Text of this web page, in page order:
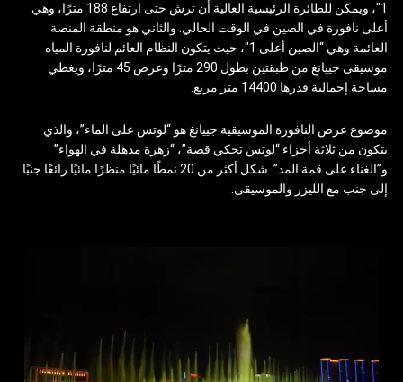
1″، ويمكن للطائرة الرئيسية العالية أن ترش حتى ارتفاع 188 مترًا، وهي
أعلى نافورة في الصين في الوقت الحالي. والثاني هو منطقة المنصة
العائمة وهي “الصين أعلى 1″، حيث يتكون النظام العائم لنافورة المياه
موسيقى جييانغ من طبقتين بطول 290 مترًا وعرض 45 مترًا، ويغطي
مساحة إجمالية قدرها 14400 متر مربع.
موضوع عرض النافورة الموسيقية جييانغ هو “لوتس على الماء”، والذي
يتكون من ثلاثة أجزاء “لوتس تحكي قصة”، “زهرة مذهلة في الهواء”
و”الغناء على قمة المد”. شكل أكثر من 20 نمطًا مائيًا منظرًا مائيًا رائعًا جنبًا
إلى جنب مع الليزر والموسيقى.